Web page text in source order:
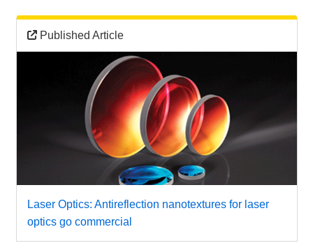
Published Article
Laser Optics: Antireflection nanotextures for laser
optics go commercial